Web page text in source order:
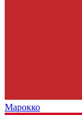
Марокко